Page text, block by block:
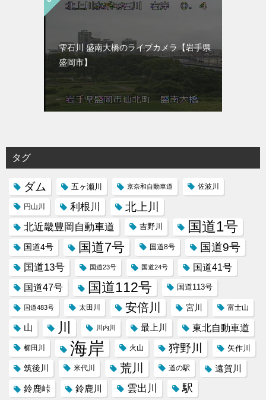
雫石川 盛南大橋のライブカメラ【岩手県
盛岡市】
タグ
ダム 五ヶ瀬川 京奈和自動車道 佐波川
円山川 利根川 北上川
北近畿豊岡自動車道 吉野川 国道1号
国道4号 国道7号 国道8号 国道9号
国道13号 国道23号 国道24号 国道41号
国道47号 国道112号 国道113号
国道483号 太田川 安倍川 宮川 富士山
山 川 川内川 最上川 東北自動車道
櫛田川 海岸 火山 狩野川 矢作川
筑後川 米代川 荒川 道の駅
遠賀川
鈴鹿峠
鈴鹿川 雲出川 駅